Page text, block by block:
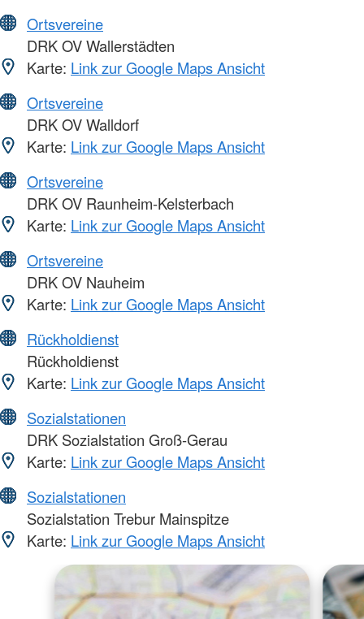
Ortsvereine
DRK OV Wallerstädten
Karte: Link zur Google Maps Ansicht
Ortsvereine
DRK OV Walldorf
Karte: Link zur Google Maps Ansicht
Ortsvereine
DRK OV Raunheim-Kelsterbach
Karte: Link zur Google Maps Ansicht
Ortsvereine
DRK OV Nauheim
Karte: Link zur Google Maps Ansicht
Rückholdienst
Rückholdienst
Karte: Link zur Google Maps Ansicht
Sozialstationen
DRK Sozialstation Groß-Gerau
Karte: Link zur Google Maps Ansicht
Sozialstationen
Sozialstation Trebur Mainspitze
Karte: Link zur Google Maps Ansicht